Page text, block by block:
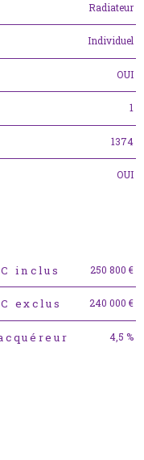
Radiateur
Individuel
OUI
1
1374
OUI
inclus 250 800 €
exclus 240 000 €
4,5 %